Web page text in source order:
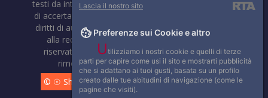
testi da internet, compie tutte le opportune verifiche al fine
di accertarne il libero regime di circolazione e non violare i
diritti di autore o altri diritti esclusivi di terzi. Per segnalare
alla redazione eventuali errori nell'uso del materiale
riservato, scriveteci: provvederemo prontamente alla
rimozione del materiale lesivo di diritti di terzi.
© ☉ Show di Sesso VivoCam. 2014 - 2026. Tutti i diritti
Lascia il nostro sito
Preferenze sui Cookie e altro
Utilizziamo i nostri cookie e quelli di terze
parti per capire come usi il sito e mostrarti pubblicità
che si adattano ai tuoi gusti, basata su un profilo
creato dalle tue abitudini di navigazione (come le
pagine che visiti).